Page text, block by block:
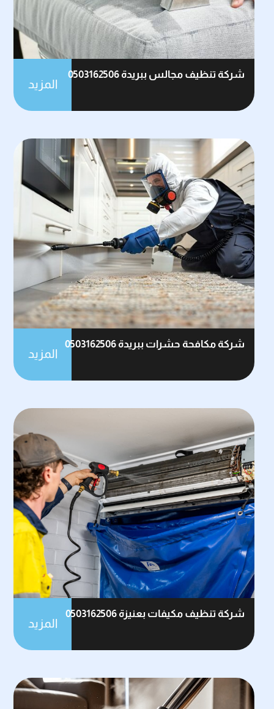
شركة تنظيف مجالس ببريدة 0503162506
المزيد
شركة مكافحة حشرات ببريدة 0503162506
المزيد
شركة تنظيف مكيفات بعنيزة 0503162506
المزيد